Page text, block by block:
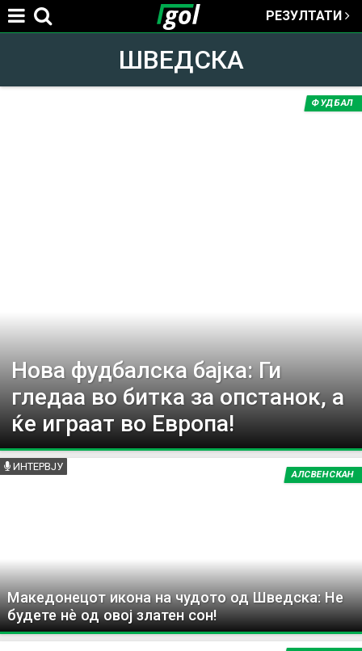
РЕЗУЛТАТИ
ШВЕДСКА
Нова фудбалска бајка: Ги
гледаа во битка за опстанок, а
ќе играат во Европа!
ФУДБАЛ
ИНТЕРВЈУ
Македонецот икона на чудото од Шведска: Не
будете нѐ од овој златен сон!
АЛСВЕНСКАН